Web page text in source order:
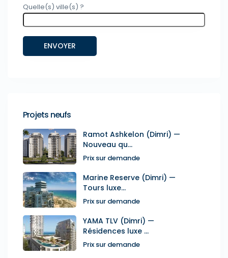
Quelle(s) ville(s) ?
Projets neufs
Ramot Ashkelon (Dimri) —
Nouveau qu...
Prix sur demande
Marine Reserve (Dimri) —
Tours luxe...
Prix sur demande
YAMA TLV (Dimri) —
Résidences luxe ...
Prix sur demande